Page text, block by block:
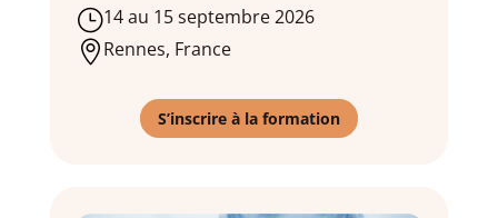
}14 au 15 septembre 2026
Rennes, France
S’inscrire à la formation